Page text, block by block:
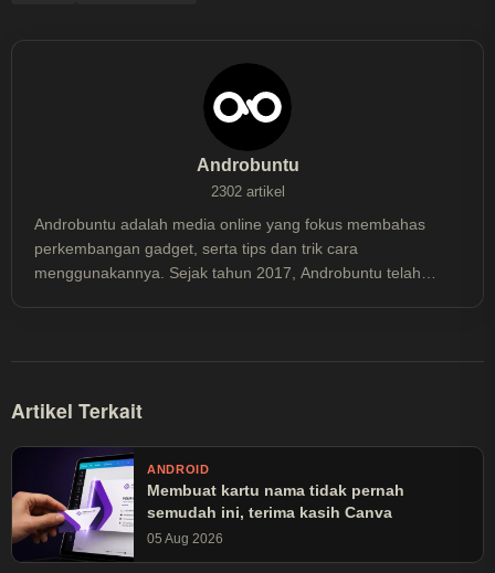
Androbuntu
2302 artikel
Androbuntu adalah media online yang fokus membahas
perkembangan gadget, serta tips dan trik cara
menggunakannya. Sejak tahun 2017, Androbuntu telah
Artikel Terkait
ANDROID
Membuat kartu nama tidak pernah
semudah ini, terima kasih Canva
05 Aug 2026